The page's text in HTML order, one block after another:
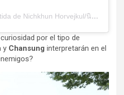
Una publicación compartida de Nichkhun Horvejkul/นิชคุณ/닉쿤 (@khunsta0624)
por el tipo de
y Chansung interpretarán en el